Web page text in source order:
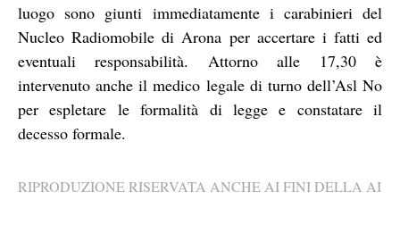
luogo sono giunti immediatamente i carabinieri del
Nucleo Radiomobile di Arona per accertare i fatti ed
eventuali responsabilità. Attorno alle 17,30 è
intervenuto anche il medico legale di turno dell’Asl No
per espletare le formalità di legge e constatare il
decesso formale.
RIPRODUZIONE RISERVATA ANCHE AI FINI DELLA AI